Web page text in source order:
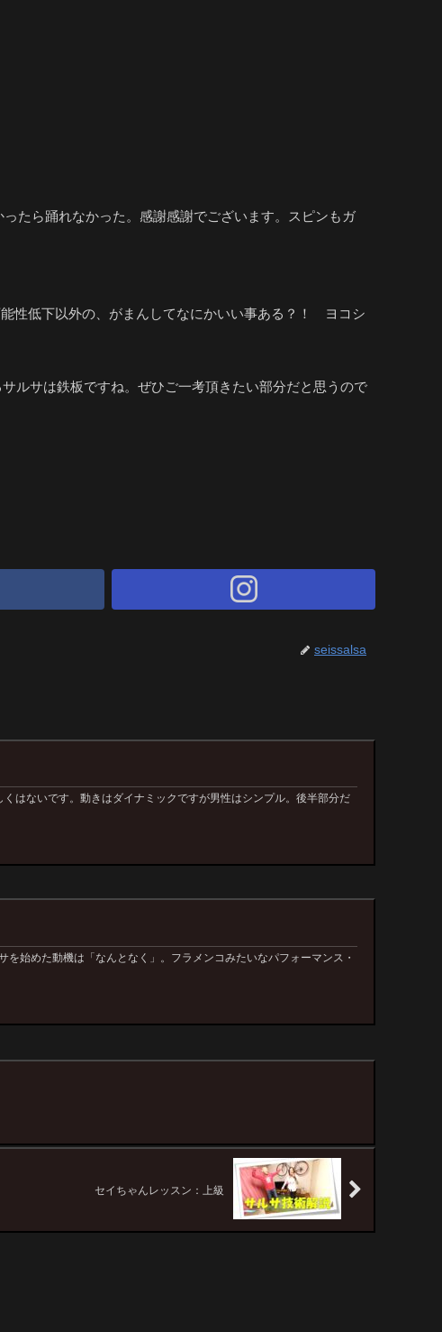
たら踊れなかった。感謝感謝でございます。スピンもガ
性低下以外の、がまんしてなにかいい事ある？！ ヨコシ
ルサは鉄板ですね。ぜひご一考頂きたい部分だと思うので
seissalsa
はないです。動きはダイナミックですが男性はシンプル。後半部分だ
始めた動機は「なんとなく」。フラメンコみたいなパフォーマンス・
セイちゃんレッスン：上級